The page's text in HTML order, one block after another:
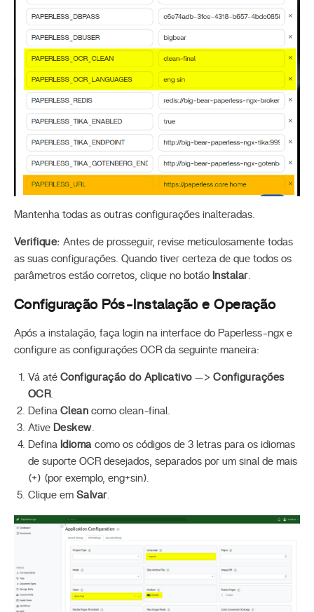
Mantenha todas as outras configurações inalteradas.
Verifique: Antes de prosseguir, revise meticulosamente todas
as suas configurações. Quando tiver certeza de que todos os
parâmetros estão corretos, clique no botão Instalar.
Configuração Pós-Instalação e Operação
Após a instalação, faça login na interface do Paperless-ngx e
configure as configurações OCR da seguinte maneira:
Vá até Configuração do Aplicativo—>Configurações
OCR.
Defina Clean como clean-final.
Ative Deskew.
Defina Idioma como os códigos de 3 letras para os idiomas
de suporte OCR desejados, separados por um sinal de mais
(+) (por exemplo, eng+sin).
Clique em Salvar.